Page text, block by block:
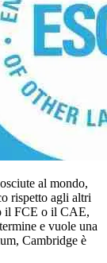
al mondo,
rispetto agli altri
il FCE o il CAE,
e vuole una
Cambridge è